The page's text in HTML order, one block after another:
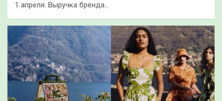
1 апреля. Выручка бренда…